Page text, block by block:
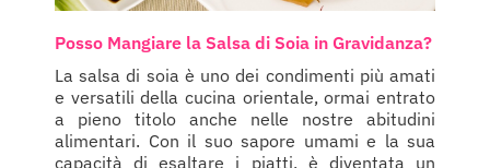
Posso Mangiare la Salsa di Soia in Gravidanza?
La salsa di soia è uno dei condimenti più amati
e versatili della cucina orientale, ormai entrato
a pieno titolo anche nelle nostre abitudini
alimentari. Con il suo sapore umami e la sua
capacità di esaltare i piatti, è diventata un